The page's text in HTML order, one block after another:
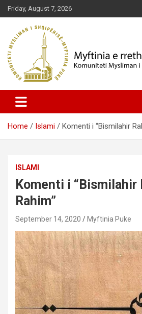
Skip
to
content
Friday, August 7, 2026
Myftinia Pukë |
Home Islami Komenti i “Bismilahir
ISLAMI
Komenti i “Bismilahir
Rahim”
September 14, 2020 Myftinia Puke